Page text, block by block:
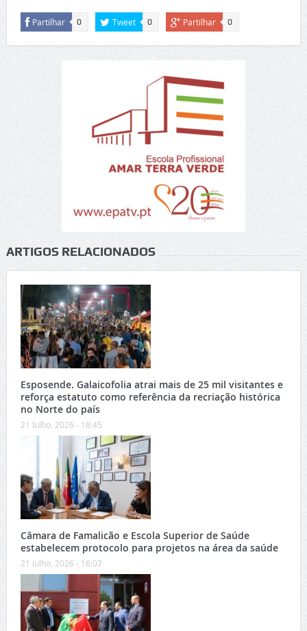
Partilhar 0 Tweet 0 Partilhar 0
ARTIGOS RELACIONADOS
Esposende. Galaicofolia atrai mais de 25 mil visitantes e
reforça estatuto como referência da recriação histórica
no Norte do país
21 Julho, 2026 - 18:45
Câmara de Famalicão e Escola Superior de Saúde
estabelecem protocolo para projetos na área da saúde
21 Julho, 2026 - 16:07